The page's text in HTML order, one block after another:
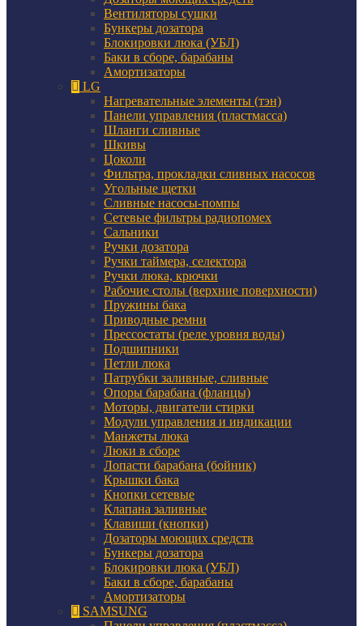
Вентиляторы сушки
Бункеры дозатора
Блокировки люка (УБЛ)
Баки в сборе, барабаны
Амортизаторы
LG
Нагревательные элементы (тэн)
Панели управления (пластмасса)
Шланги сливные
Шкивы
Цоколи
Фильтра, прокладки сливных насосов
Угольные щетки
Сливные насосы-помпы
Сетевые фильтры радиопомех
Сальники
Ручки дозатора
Ручки таймера, селектора
Ручки люка, крючки
Рабочие столы (верхние поверхности)
Пружины бака
Приводные ремни
Прессостаты (реле уровня воды)
Подшипники
Петли люка
Патрубки заливные, сливные
Опоры барабана (фланцы)
Моторы, двигатели стирки
Модули управления и индикации
Манжеты люка
Люки в сборе
Лопасти барабана (бойник)
Крышки бака
Кнопки сетевые
Клапана заливные
Клавиши (кнопки)
Дозаторы моющих средств
Бункеры дозатора
Блокировки люка (УБЛ)
Баки в сборе, барабаны
Амортизаторы
SAMSUNG